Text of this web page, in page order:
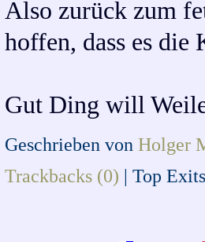
Also zurück zum
hoffen, dass es die
Gut Ding will
Geschrieben vonHolger
Trackbacks (0) | Top